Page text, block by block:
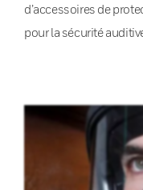
d’accessoires de
pour la sécurité